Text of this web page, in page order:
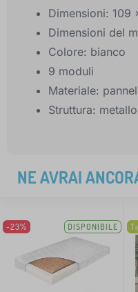
Dimensioni: 109
Dimensioni del
Colore: bianco
9 moduli
Materiale:
Struttura: metallo
NE AVRAI
-23% DISPONIBILE